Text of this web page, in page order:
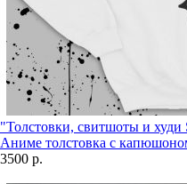
"Толстовки, свитшоты и
Аниме толстовка с
3500 р.